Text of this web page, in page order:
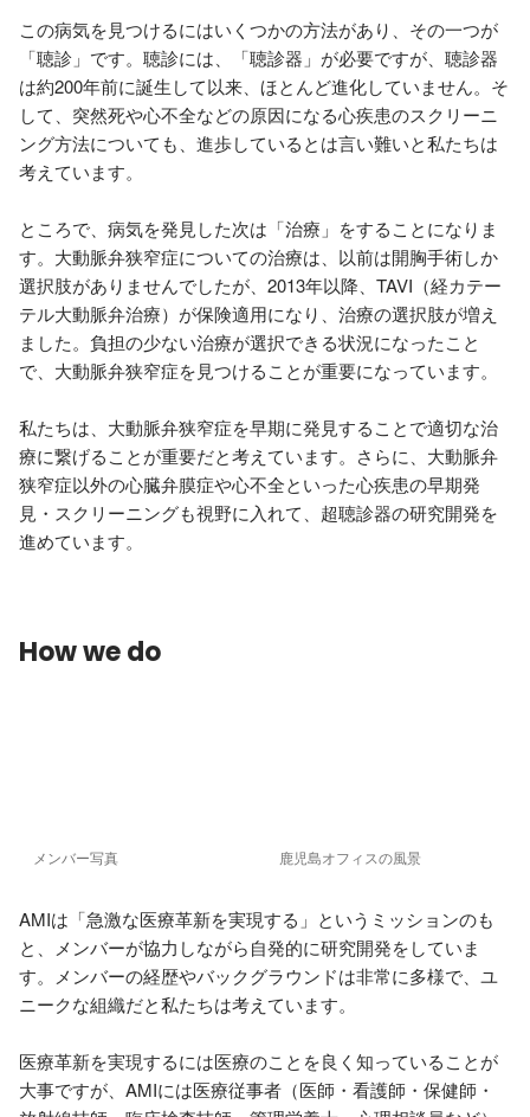
この病気を見つけるにはいくつかの方法があり、その一つが
「聴診」です。聴診には、「聴診器」が必要ですが、聴診器
は約200年前に誕生して以来、ほとんど進化していません。そ
して、突然死や心不全などの原因になる心疾患のスクリーニ
ング方法についても、進歩しているとは言い難いと私たちは
考えています。
ところで、病気を発見した次は「治療」をすることになりま
す。大動脈弁狭窄症についての治療は、以前は開胸手術しか
選択肢がありませんでしたが、2013年以降、TAVI（経カテー
テル大動脈弁治療）が保険適用になり、治療の選択肢が増え
ました。負担の少ない治療が選択できる状況になったこと
で、大動脈弁狭窄症を見つけることが重要になっています。
私たちは、大動脈弁狭窄症を早期に発見することで適切な治
療に繋げることが重要だと考えています。さらに、大動脈弁
狭窄症以外の心臓弁膜症や心不全といった心疾患の早期発
見・スクリーニングも視野に入れて、超聴診器の研究開発を
進めています。
How we do
メンバー写真 鹿児島オフィスの風景
AMIは「急激な医療革新を実現する」というミッションのも
と、メンバーが協力しながら自発的に研究開発をしていま
す。メンバーの経歴やバックグラウンドは非常に多様で、ユ
ニークな組織だと私たちは考えています。
医療革新を実現するには医療のことを良く知っていることが
大事ですが、AMIには医療従事者（医師・看護師・保健師・